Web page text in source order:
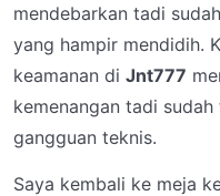
mendebarkan tadi
yang hampir mendidih.
keamanan di Jnt777
kemenangan tadi
gangguan teknis.
Saya kembali ke meja